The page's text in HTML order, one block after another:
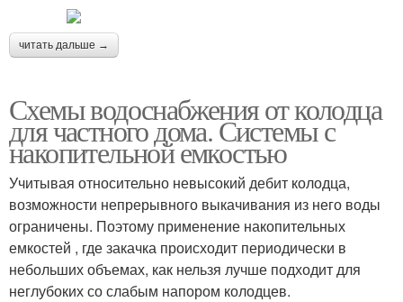
читать дальше →
Схемы водоснабжения от колодца
для частного дома. Системы с
накопительной емкостью
Учитывая относительно невысокий дебит колодца,
возможности непрерывного выкачивания из него воды
ограничены. Поэтому применение накопительных
емкостей , где закачка происходит периодически в
небольших объемах, как нельзя лучше подходит для
неглубоких со слабым напором колодцев.